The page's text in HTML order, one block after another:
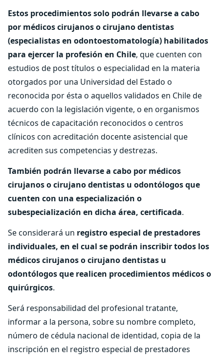
Estos procedimientos solo podrán llevarse a cabo
por médicos cirujanos o cirujano dentistas
(especialistas en odontoestomatología) habilitados
para ejercer la profesión en Chile, que cuenten con
estudios de post títulos o especialidad en la materia
otorgados por una Universidad del Estado o
reconocida por ésta o aquellos validados en Chile de
acuerdo con la legislación vigente, o en organismos
técnicos de capacitación reconocidos o centros
clínicos con acreditación docente asistencial que
acrediten sus competencias y destrezas.
También podrán llevarse a cabo por médicos
cirujanos o cirujano dentistas u odontólogos que
cuenten con una especialización o
subespecialización en dicha área, certificada.
Se considerará un registro especial de prestadores
individuales, en el cual se podrán inscribir todos los
médicos cirujanos o cirujano dentistas u
odontólogos que realicen procedimientos médicos o
quirúrgicos.
Será responsabilidad del profesional tratante,
informar a la persona, sobre su nombre completo,
número de cédula nacional de identidad, copia de la
inscripción en el registro especial de prestadores